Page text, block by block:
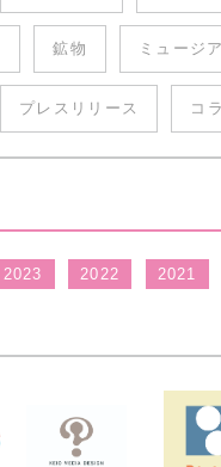
鉱物 ミュージ
プレスリリース コ
2023 2022 2021